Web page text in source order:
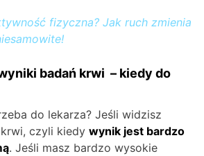
fizyczna? Jak ruch zmienia
badań krwi – kiedy do
do lekarza? Jeśli widzisz
czyli kiedy wynik jest bardzo
. Jeśli masz bardzo wysokie